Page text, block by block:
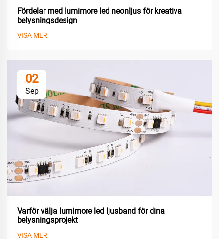
Fördelar med lumimore led neonljus för kreativa
belysningsdesign
VISA MER
02
Sep
Varför välja lumimore led ljusband för dina
belysningsprojekt
VISA MER